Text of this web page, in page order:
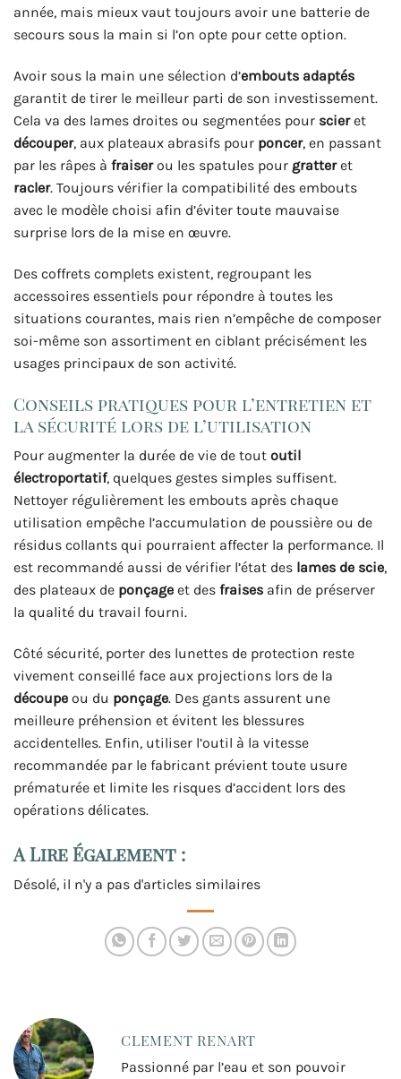
année, mais mieux vaut toujours avoir une batterie de
secours sous la main si l’on opte pour cette option.
Avoir sous la main une sélection d’embouts adaptés
garantit de tirer le meilleur parti de son investissement.
Cela va des lames droites ou segmentées pour scieret
découper, aux plateaux abrasifs pour poncer, en passant
par les râpes à fraiserou les spatules pour gratteret
racler. Toujours vérifier la compatibilité des embouts
avec le modèle choisi afin d’éviter toute mauvaise
surprise lors de la mise en œuvre.
Des coffrets complets existent, regroupant les
accessoires essentiels pour répondre à toutes les
situations courantes, mais rien n’empêche de composer
soi-même son assortiment en ciblant précisément les
usages principaux de son activité.
Conseils pratiques pour l’entretien et
la sécurité lors de l’utilisation
Pour augmenter la durée de vie de tout outil
électroportatif, quelques gestes simples suffisent.
Nettoyer régulièrement les embouts après chaque
utilisation empêche l’accumulation de poussière ou de
résidus collants qui pourraient affecter la performance. Il
est recommandé aussi de vérifier l’état des lames de scie,
des plateaux de ponçage et des fraises afin de préserver
la qualité du travail fourni.
Côté sécurité, porter des lunettes de protection reste
vivement conseillé face aux projections lors de la
découpe ou du ponçage. Des gants assurent une
meilleure préhension et évitent les blessures
accidentelles. Enfin, utiliser l’outil à la vitesse
recommandée par le fabricant prévient toute usure
prématurée et limite les risques d’accident lors des
opérations délicates.
A Lire Également :
Désolé, il n'y a pas d'articles similaires
CLEMENT RENART
Passionné par l’eau et son pouvoir